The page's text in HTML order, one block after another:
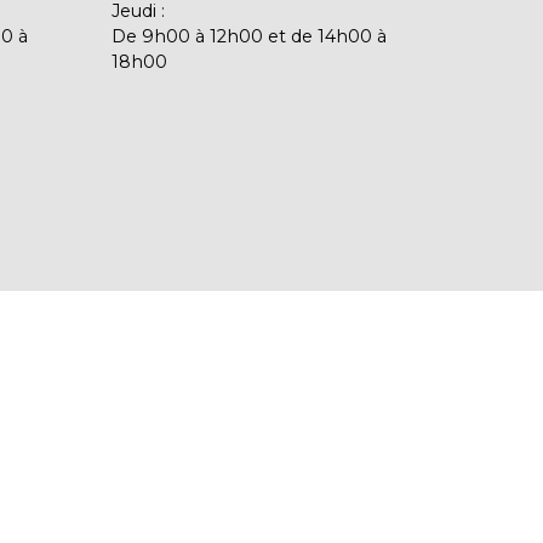
à
Jeudi :
De 9h00 à 12h00 et de 14h00 à
18h00